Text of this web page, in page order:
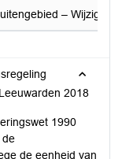
–
2018
1990
de
de eenheid van